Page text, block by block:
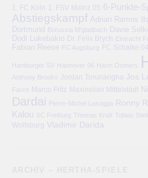
1. FC Köln 1. FSV Mainz 05 6-Punkte-
Abstiegskampf Adrian Ramos
Dortmund
Borussia M'gladbach Davie
Dodi Lukebakio Dr. Felix Brych Eintracht
Fabian Reese FC Augsburg FC Schalke 04
Hamburger SV Hannover 96 Harm Osmers
Anthony Brooks
Jordan Torunarigha Jos
Favre
Marco Fritz Maximilian Mittelstädt
Dardai Pierre-Michel Lasogga Ronny
Kalou SC Freiburg Thomas Kraft Tobias
Wolfsburg
Vladimir Darida